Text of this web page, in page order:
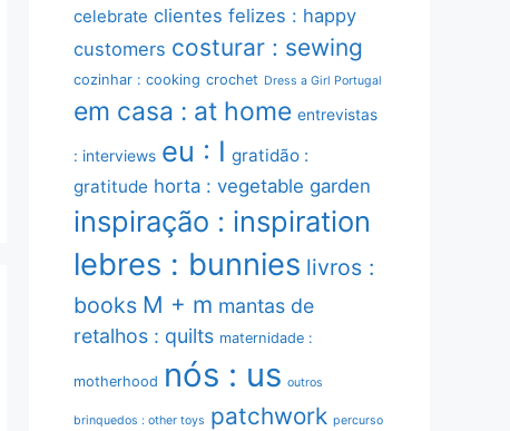
celebrate clientes felizes : happy
customers costurar : sewing
cozinhar : cooking crochet Dress a Girl Portugal
em casa : at home entrevistas
: interviews eu : I gratidão :
gratitude horta : vegetable garden
inspiração : inspiration
lebres : bunnies livros :
books M + m mantas de
retalhos : quilts maternidade :
motherhood nós : us outros
brinquedos : other toys patchwork percurso